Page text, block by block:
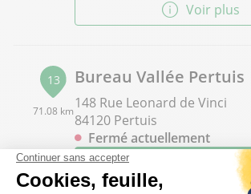
Voir plus
13
71.08 km
Bureau Vallée Pertuis
148 Rue Leonard de Vinci
84120 Pertuis
Fermé actuellement
0490799151